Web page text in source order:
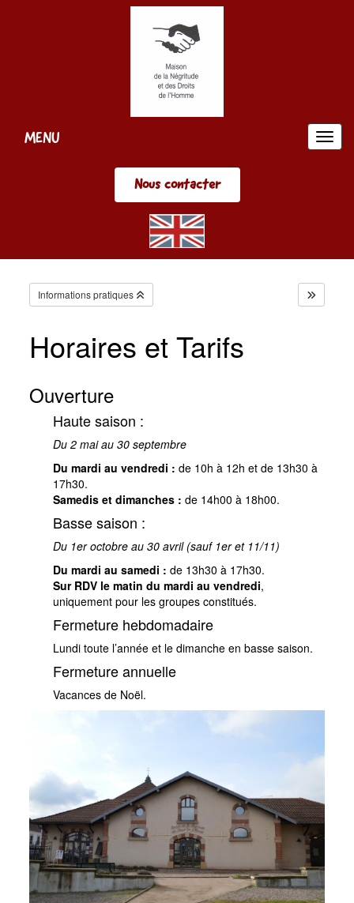
MENU
Nous contacter
Informations pratiques
Horaires et Tarifs
Ouverture
Haute saison :
Du 2 mai au 30 septembre
Du mardi au vendredi : de 10h à 12h et de 13h30 à
17h30.
Samedis et dimanches : de 14h00 à 18h00.
Basse saison :
Du 1er octobre au 30 avril (sauf 1er et 11/11)
Du mardi au samedi : de 13h30 à 17h30.
Sur RDV le matin du mardi au vendredi,
uniquement pour les groupes constitués.
Fermeture hebdomadaire
Lundi toute l’année et le dimanche en basse saison.
Fermeture annuelle
Vacances de Noël.
Panneau de gestion des cookies